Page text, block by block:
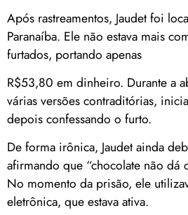
Após rastreamentos, Jaudet foi
Paranaíba. Ele não estava mais
furtados, portando apenas
R$53,80 em dinheiro. Durante a
várias versões contraditórias,
depois confessando o furto.
De forma irônica, Jaudet ainda
afirmando que “chocolate não dá
No momento da prisão, ele
eletrônica, que estava ativa.